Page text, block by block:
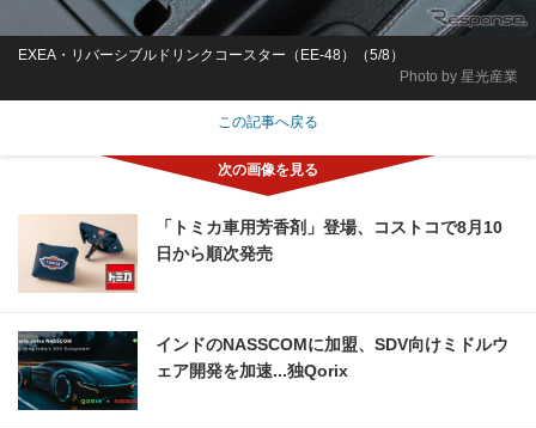
Photo by 星光産業
EXEA・リバーシブルドリンクコースター（EE-48）（5/8）
この記事へ戻る
「トミカ車用芳香剤」登場、コストコで8月10
日から順次発売
インドのNASSCOMに加盟、SDV向けミドルウ
ェア開発を加速...独Qorix